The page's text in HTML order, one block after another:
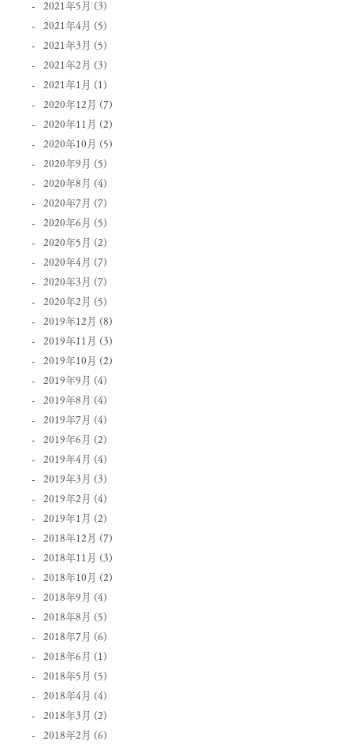
2021年5月 (3)
2021年4月 (5)
2021年3月 (5)
2021年2月 (3)
2021年1月 (1)
2020年12月 (7)
2020年11月 (2)
2020年10月 (5)
2020年9月 (5)
2020年8月 (4)
2020年7月 (7)
2020年6月 (5)
2020年5月 (2)
2020年4月 (7)
2020年3月 (7)
2020年2月 (5)
2019年12月 (8)
2019年11月 (3)
2019年10月 (2)
2019年9月 (4)
2019年8月 (4)
2019年7月 (4)
2019年6月 (2)
2019年4月 (4)
2019年3月 (3)
2019年2月 (4)
2019年1月 (2)
2018年12月 (7)
2018年11月 (3)
2018年10月 (2)
2018年9月 (4)
2018年8月 (5)
2018年7月 (6)
2018年6月 (1)
2018年5月 (5)
2018年4月 (4)
2018年3月 (2)
2018年2月 (6)